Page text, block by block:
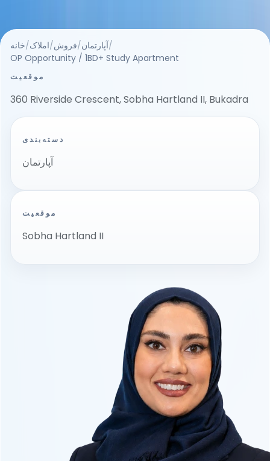
خانه/املاک/فروش/آپارتمان/
OP Opportunity / 1BD+ Study Apartment
موقعیت
360 Riverside Crescent, Sobha Hartland II, Bukadra
دسته‌بندی
آپارتمان
موقعیت
Sobha Hartland II